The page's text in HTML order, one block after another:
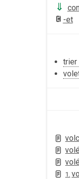
⇓
-et
trier
1.